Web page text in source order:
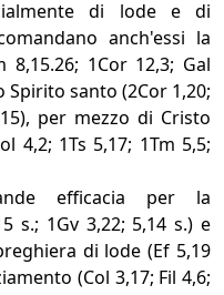
di lode e di
anch'essi la
8,15.26; 1Cor 12,3; Gal
Spirito santo (2Cor 1,20;
per mezzo di Cristo
4,2; 1Ts 5,17; 1Tm 5,5;
efficacia per la
s.; 1Gv 3,22; 5,14 s.) e
di lode (Ef 5,19
(Col 3,17; Fil 4,6;